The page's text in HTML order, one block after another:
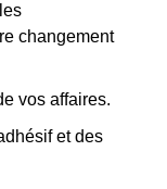
changement
vos affaires.
et des